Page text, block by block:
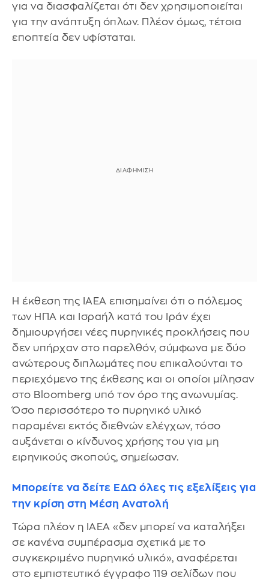
για να διασφαλίζεται ότι δεν χρησιμοποιείται
για την ανάπτυξη όπλων. Πλέον όμως, τέτοια
εποπτεία δεν υφίσταται.
Η έκθεση της IAEA επισημαίνει ότι ο πόλεμος
των ΗΠΑ και Ισραήλ κατά του Ιράν έχει
δημιουργήσει νέες πυρηνικές προκλήσεις που
δεν υπήρχαν στο παρελθόν, σύμφωνα με δύο
ανώτερους διπλωμάτες που επικαλούνται το
περιεχόμενο της έκθεσης και οι οποίοι μίλησαν
στο Bloomberg υπό τον όρο της ανωνυμίας.
Όσο περισσότερο το πυρηνικό υλικό
παραμένει εκτός διεθνών ελέγχων, τόσο
αυξάνεται ο κίνδυνος χρήσης του για μη
ειρηνικούς σκοπούς, σημείωσαν.
Μπορείτε να δείτε ΕΔΩ όλες τις εξελίξεις για
την κρίση στη Μέση Ανατολή
Τώρα πλέον η IAEA «δεν μπορεί να καταλήξει
σε κανένα συμπέρασμα σχετικά με το
συγκεκριμένο πυρηνικό υλικό», αναφέρεται
στο εμπιστευτικό έγγραφο 119 σελίδων που